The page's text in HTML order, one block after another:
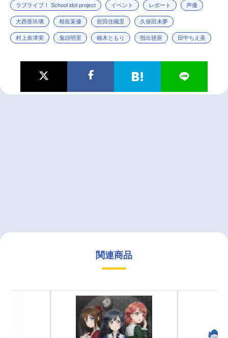
ラブライブ！ School idol project イベント レポート 声優
大西亜玖璃 相良茉優 前田佳織里 久保田未夢
村上奈津実 鬼頭明里 楠木ともり 指出毬亜 田中ちえ美
関連商品